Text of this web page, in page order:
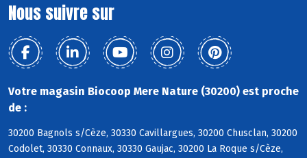
Nous suivre sur
Votre magasin Biocoop Mere Nature (30200) est proche
de :
30200 Bagnols s/Cèze, 30330 Cavillargues, 30200 Chusclan, 30200
Codolet, 30330 Connaux, 30330 Gaujac, 30200 La Roque s/Cèze,